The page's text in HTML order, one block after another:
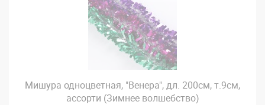
Мишура одноцветная, "Венера", дл. 200см, т.9см,
ассорти (Зимнее волшебство)